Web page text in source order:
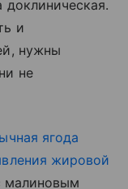
и
нужны
не
ягода
жировой
малиновым